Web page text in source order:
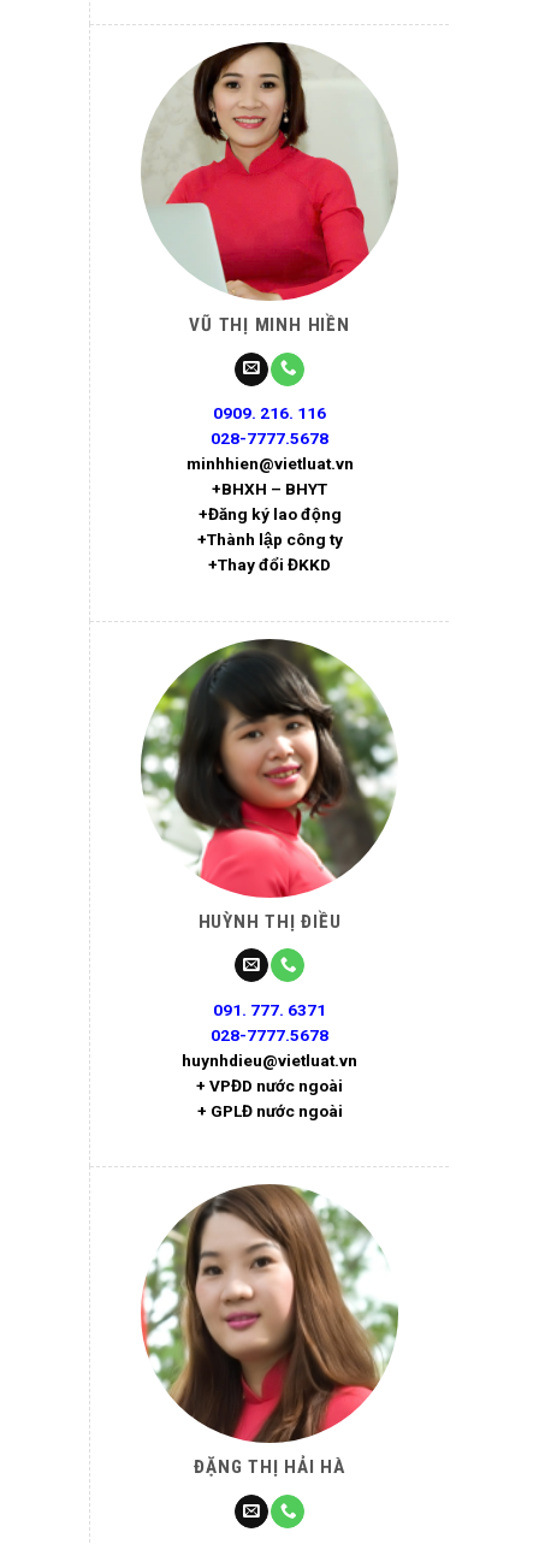
VŨ THỊ MINH HIỀN
0909. 216. 116
028-7777.5678
minhhien@vietluat.vn
+BHXH – BHYT
+Đăng ký lao động
+Thành lập công ty
+Thay đổi ĐKKD
HUỲNH THỊ ĐIỀU
091. 777. 6371
028-7777.5678
huynhdieu@vietluat.vn
+ VPĐD nước ngoài
+ GPLĐ nước ngoài
ĐẶNG THỊ HẢI HÀ